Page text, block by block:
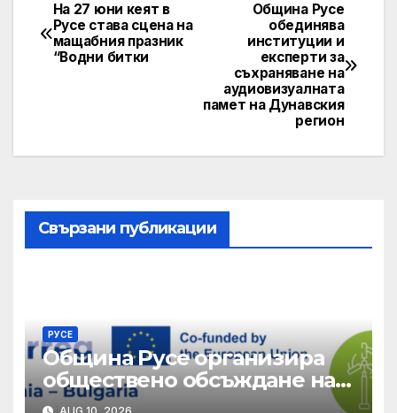
Post
navigation
Община Русе
обединява
институции и
експерти за
съхраняване на
аудиовизуалната
памет на Дунавския
регион
На 27 юни кеят в
Русе става сцена на
мащабния празник
“Водни битки
Свързани публикации
РУСЕ
Община Русе организира
обществено обсъждане на
качеството на